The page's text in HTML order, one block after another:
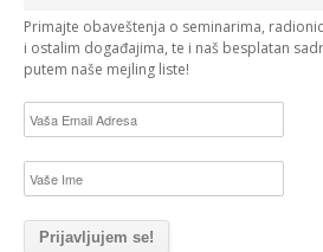
Primajte obaveštenja o seminarima,
i ostalim događajima, te i naš besplatan
putem naše mejling liste!